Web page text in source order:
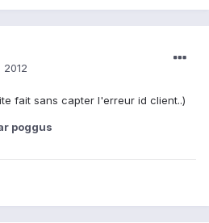
fait sans capter l'erreur id client..)
poggus